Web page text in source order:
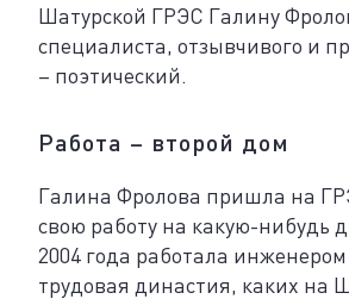
Шатурской ГРЭС Галину
специалиста, отзывчивого и
– поэтический.
Работа – второй дом
Галина Фролова пришла на
свою работу на какую-нибудь
2004 года работала
трудовая династия, каких на